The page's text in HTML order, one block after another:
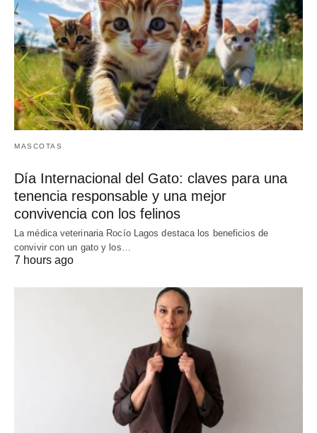
MASCOTAS
Día Internacional del Gato: claves para una
tenencia responsable y una mejor
convivencia con los felinos
La médica veterinaria Rocío Lagos destaca los beneficios de
convivir con un gato y los…
7 hours ago